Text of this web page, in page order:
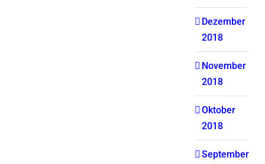
Dezember
2018
November
2018
Oktober
2018
September